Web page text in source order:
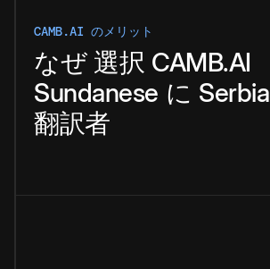
CAMB.AI のメリット
なぜ 選択 CAMB.AI
Sundanese に
翻訳者